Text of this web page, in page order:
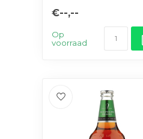
€--,--
Op
voorraad